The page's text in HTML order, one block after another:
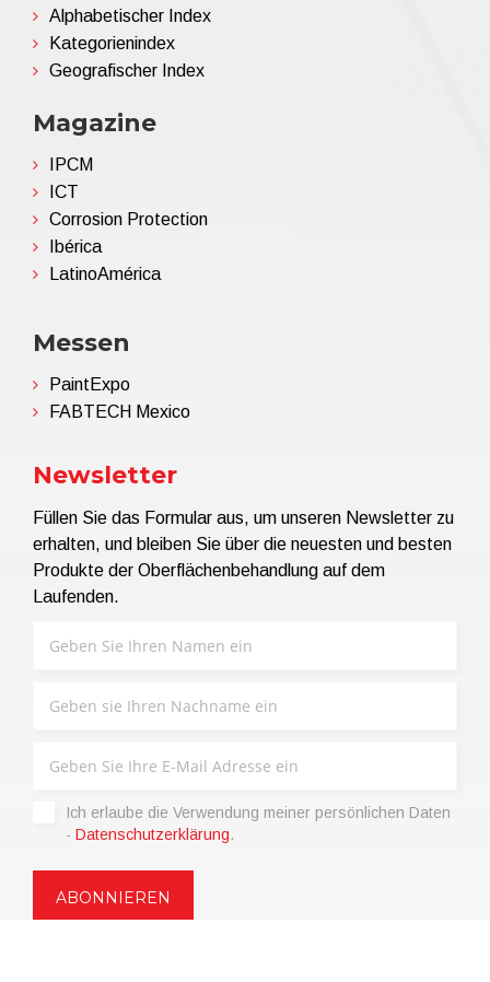
Alphabetischer Index
Kategorienindex
Geografischer Index
Magazine
IPCM
ICT
Corrosion Protection
Ibérica
LatinoAmérica
Messen
PaintExpo
FABTECH Mexico
Newsletter
Füllen Sie das Formular aus, um unseren Newsletter zu
erhalten, und bleiben Sie über die neuesten und besten
Produkte der Oberflächenbehandlung auf dem
Laufenden.
Ich erlaube die Verwendung meiner persönlichen Daten
- Datenschutzerklärung.